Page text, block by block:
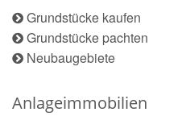
Grundstücke kaufen
Grundstücke pachten
Neubaugebiete
Anlageimmobilien